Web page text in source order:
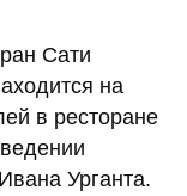
Сати
на
в ресторане
Урганта.